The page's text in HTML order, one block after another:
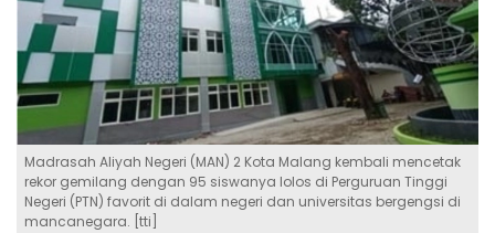
Madrasah Aliyah Negeri (MAN) 2 Kota Malang kembali mencetak
rekor gemilang dengan 95 siswanya lolos di Perguruan Tinggi
Negeri (PTN) favorit di dalam negeri dan universitas bergengsi di
mancanegara. [tti]